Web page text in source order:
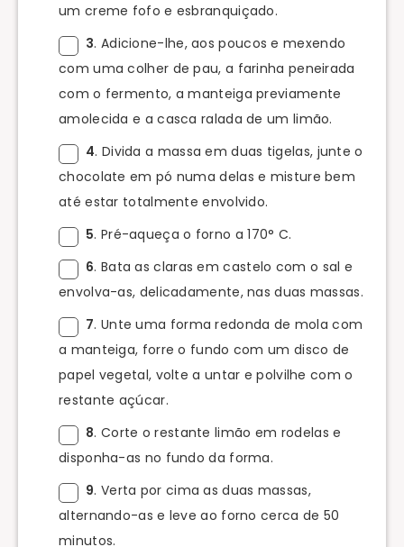
um creme fofo e esbranquiçado.
3. Adicione-lhe, aos poucos e mexendo
com uma colher de pau, a farinha peneirada
com o fermento, a manteiga previamente
amolecida e a casca ralada de um limão.
4. Divida a massa em duas tigelas, junte o
chocolate em pó numa delas e misture bem
até estar totalmente envolvido.
5. Pré-aqueça o forno a 170° C.
6. Bata as claras em castelo com o sal e
envolva-as, delicadamente, nas duas massas.
7. Unte uma forma redonda de mola com
a manteiga, forre o fundo com um disco de
papel vegetal, volte a untar e polvilhe com o
restante açúcar.
8. Corte o restante limão em rodelas e
disponha-as no fundo da forma.
9. Verta por cima as duas massas,
alternando-as e leve ao forno cerca de 50
minutos.